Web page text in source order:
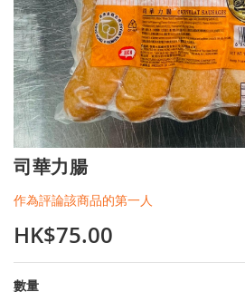
司華力腸
作為評論該商品的第一人
HK$75.00
數量
Skip
to
the
beginning
of
the
images
gallery